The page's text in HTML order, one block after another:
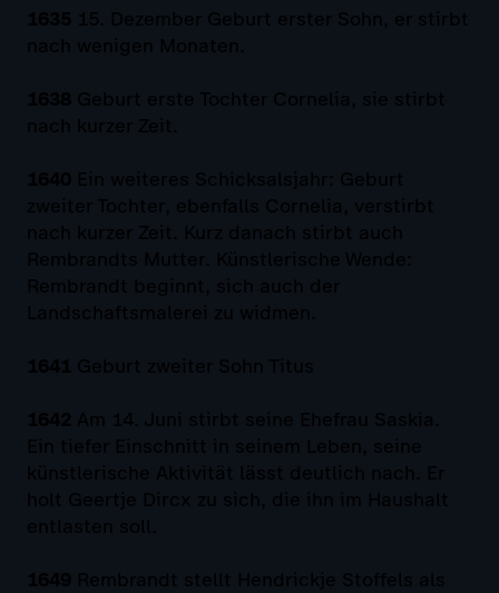
1635 15. Dezember Geburt erster Sohn, er stirbt
nach wenigen Monaten.
1638 Geburt erste Tochter Cornelia, sie stirbt
nach kurzer Zeit.
1640 Ein weiteres Schicksalsjahr: Geburt
zweiter Tochter, ebenfalls Cornelia, verstirbt
nach kurzer Zeit. Kurz danach stirbt auch
Rembrandts Mutter. Künstlerische Wende:
Rembrandt beginnt, sich auch der
Landschaftsmalerei zu widmen.
1641 Geburt zweiter Sohn Titus
1642 Am 14. Juni stirbt seine Ehefrau Saskia.
Ein tiefer Einschnitt in seinem Leben, seine
künstlerische Aktivität lässt deutlich nach. Er
holt Geertje Dircx zu sich, die ihn im Haushalt
entlasten soll.
1649 Rembrandt stellt Hendrickje Stoffels als